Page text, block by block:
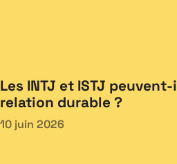
Les INTJ et ISTJ
relation durable ?
10 juin 2026